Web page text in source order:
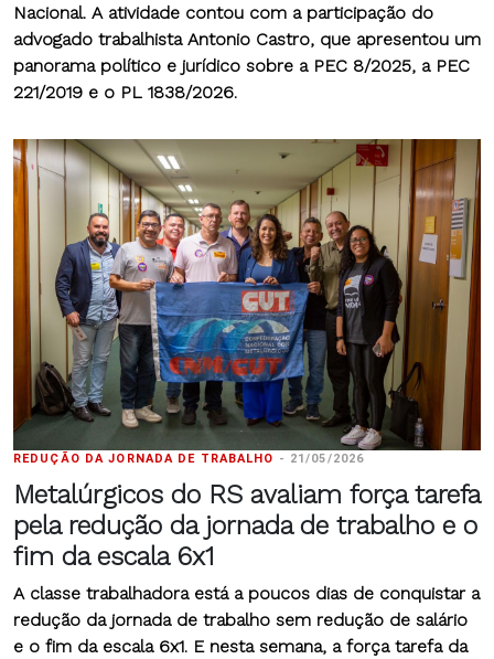
Nacional. A atividade contou com a participação do
advogado trabalhista Antonio Castro, que apresentou um
panorama político e jurídico sobre a PEC 8/2025, a PEC
221/2019 e o PL 1838/2026.
REDUÇÃO DA JORNADA DE TRABALHO - 21/05/2026
Metalúrgicos do RS avaliam força tarefa
pela redução da jornada de trabalho e o
fim da escala 6x1
A classe trabalhadora está a poucos dias de conquistar a
redução da jornada de trabalho sem redução de salário
e o fim da escala 6x1. E nesta semana, a força tarefa da